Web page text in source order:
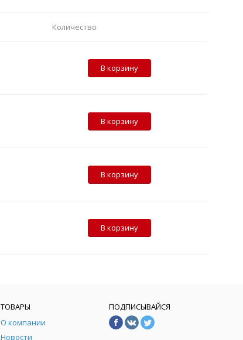
Количество
В корзину
В корзину
В корзину
В корзину
ТОВАРЫ
О компании
Новости
ПОДПИСЫВАЙСЯ